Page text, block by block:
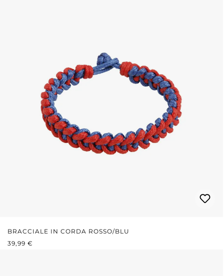
BRACCIALE IN CORDA ROSSO/BLU
PREZZO NORMALE:
39,99 €